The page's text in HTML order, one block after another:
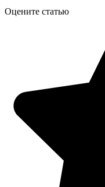
Оцените статью